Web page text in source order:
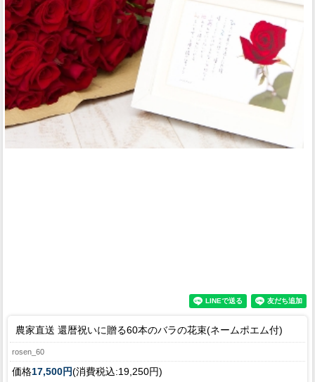
農家直送 還暦祝いに贈る60本のバラの花束(ネームポエム付)
rosen_60
価格17,500円(消費税込:19,250円)